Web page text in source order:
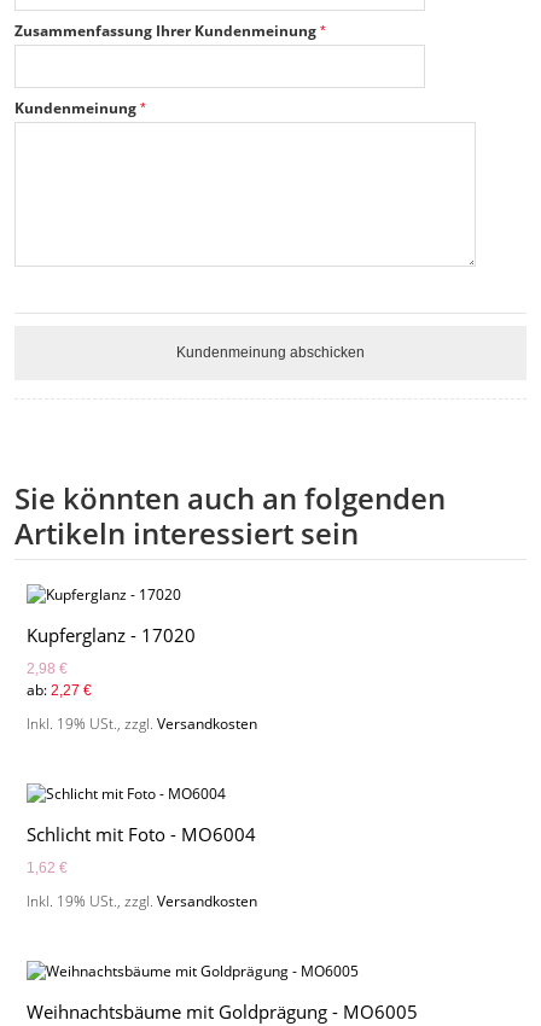
Zusammenfassung Ihrer Kundenmeinung
Kundenmeinung
Kundenmeinung abschicken
Sie könnten auch an folgenden
Artikeln interessiert sein
Kupferglanz - 17020
2,98 €
ab: 2,27 €
Inkl. 19% USt., zzgl. Versandkosten
Schlicht mit Foto - MO6004
1,62 €
Inkl. 19% USt., zzgl. Versandkosten
Weihnachtsbäume mit Goldprägung - MO6005